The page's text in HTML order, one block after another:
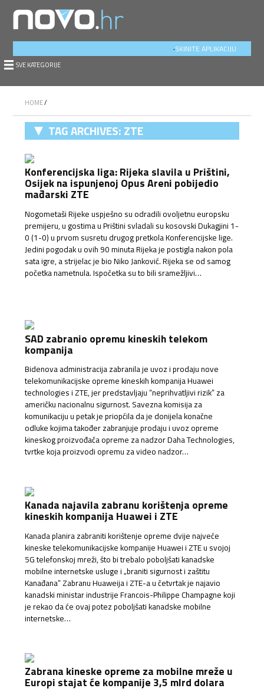
SKINITE APLIKACIJU
.
SVE KATEGORIJE
HOME/
TAG ARCHIVES: ZTE
Konferencijska liga: Rijeka slavila u Prištini,
Osijek na ispunjenoj Opus Areni pobijedio
mađarski ZTE
Nogometaši Rijeke uspješno su odradili ovoljetnu europsku
premijeru, u gostima u Prištini svladali su kosovski Dukagjini 1-
0 (1-0) u prvom susretu drugog pretkola Konferencijske lige.
Jedini pogodak u ovih 90 minuta Rijeka je postigla nakon pola
sata igre, a strijelac je bio Niko Janković. Rijeka se od samog
početka nametnula. Ispočetka su to bili sramežljivi…
SAD zabranio opremu kineskih telekom
kompanija
Bidenova administracija zabranila je uvoz i prodaju nove
telekomunikacijske opreme kineskih kompanija Huawei
technologies i ZTE, jer predstavljaju “neprihvatljivi rizik” za
američku nacionalnu sigurnost. Savezna komisija za
komunikaciju u petak je priopćila da je donijela konačne
odluke kojima također zabranjuje prodaju i uvoz opreme
kineskog proizvođača opreme za nadzor Daha Technologies,
tvrtke koja proizvodi opremu za video nadzor…
Kanada najavila zabranu korištenja opreme
kineskih kompanija Huawei i ZTE
Kanada planira zabraniti korištenje opreme dvije najveće
kineske telekomunikacijske kompanije Huawei i ZTE u svojoj
5G telefonskoj mreži, što bi trebalo poboljšati kanadske
mobilne internetske usluge i „braniti sigurnost i zaštitu
Kanađana” Zabranu Huaweija i ZTE-a u četvrtak je najavio
kanadski ministar industrije Francois-Philippe Champagne koji
je rekao da će ovaj potez poboljšati kanadske mobilne
internetske…
Zabrana kineske opreme za mobilne mreže u
Europi stajat će kompanije 3,5 mlrd dolara